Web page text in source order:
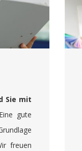
Sie mit
gute
freuen